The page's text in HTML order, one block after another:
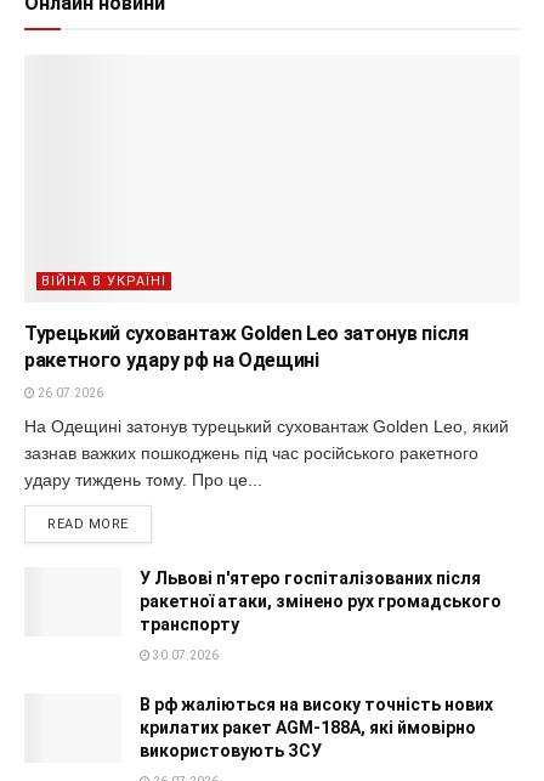
ВІЙНА В УКРАЇНІ
Турецький суховантаж Golden Leo затонув після
ракетного удару рф на Одещині
26.07.2026
На Одещині затонув турецький суховантаж Golden Leo, який
зазнав важких пошкоджень під час російського ракетного
удару тиждень тому. Про це...
READ MORE
У Львові п'ятеро госпіталізованих після
ракетної атаки, змінено рух громадського
транспорту
30.07.2026
В рф жаліються на високу точність нових
крилатих ракет AGM-188A, які ймовірно
використовують ЗСУ